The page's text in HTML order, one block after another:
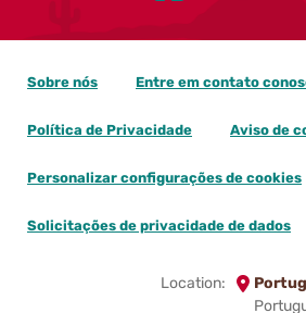
Location:
Sobre nós Entre em contato
Política de Privacidade Aviso de
Personalizar configurações de cookies
Solicitações de privacidade de dados